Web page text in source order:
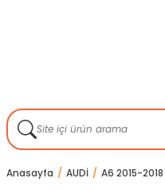
Anasayfa AUDİ A6 2015-2018